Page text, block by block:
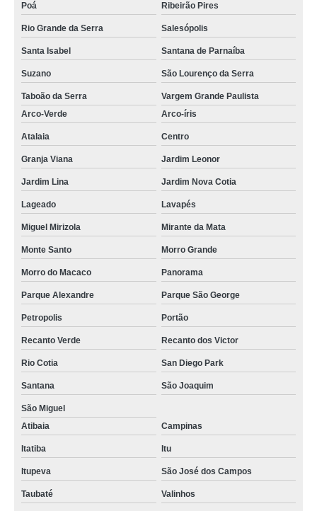
Poá Ribeirão Pires
Rio Grande da Serra Salesópolis
Santa Isabel Santana de Parnaíba
Suzano São Lourenço da Serra
Taboão da Serra
Vargem Grande Paulista
Arco-Verde
Arco-íris
Atalaia Centro
Granja Viana Jardim Leonor
Jardim Lina Jardim Nova Cotia
Lageado Lavapés
Miguel Mirizola Mirante da Mata
Monte Santo Morro Grande
Morro do Macaco Panorama
Parque Alexandre Parque São George
Petropolis Portão
Recanto Verde Recanto dos Victor
Rio Cotia San Diego Park
Santana São Joaquim
São Miguel
Atibaia
Campinas
Itatiba Itu
Itupeva São José dos Campos
Taubaté Valinhos